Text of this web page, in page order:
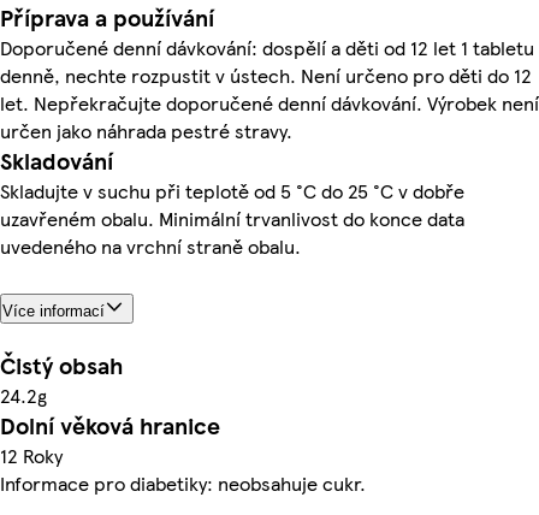
Příprava a používání
Doporučené denní dávkování: dospělí a děti od 12 let 1 tabletu
denně, nechte rozpustit v ústech. Není určeno pro děti do 12
let. Nepřekračujte doporučené denní dávkování. Výrobek není
určen jako náhrada pestré stravy.
Skladování
Skladujte v suchu při teplotě od 5 °C do 25 °C v dobře
uzavřeném obalu. Minimální trvanlivost do konce data
uvedeného na vrchní straně obalu.
Více informací
Čistý obsah
24.2g
Dolní věková hranice
12 Roky
Informace pro diabetiky: neobsahuje cukr.